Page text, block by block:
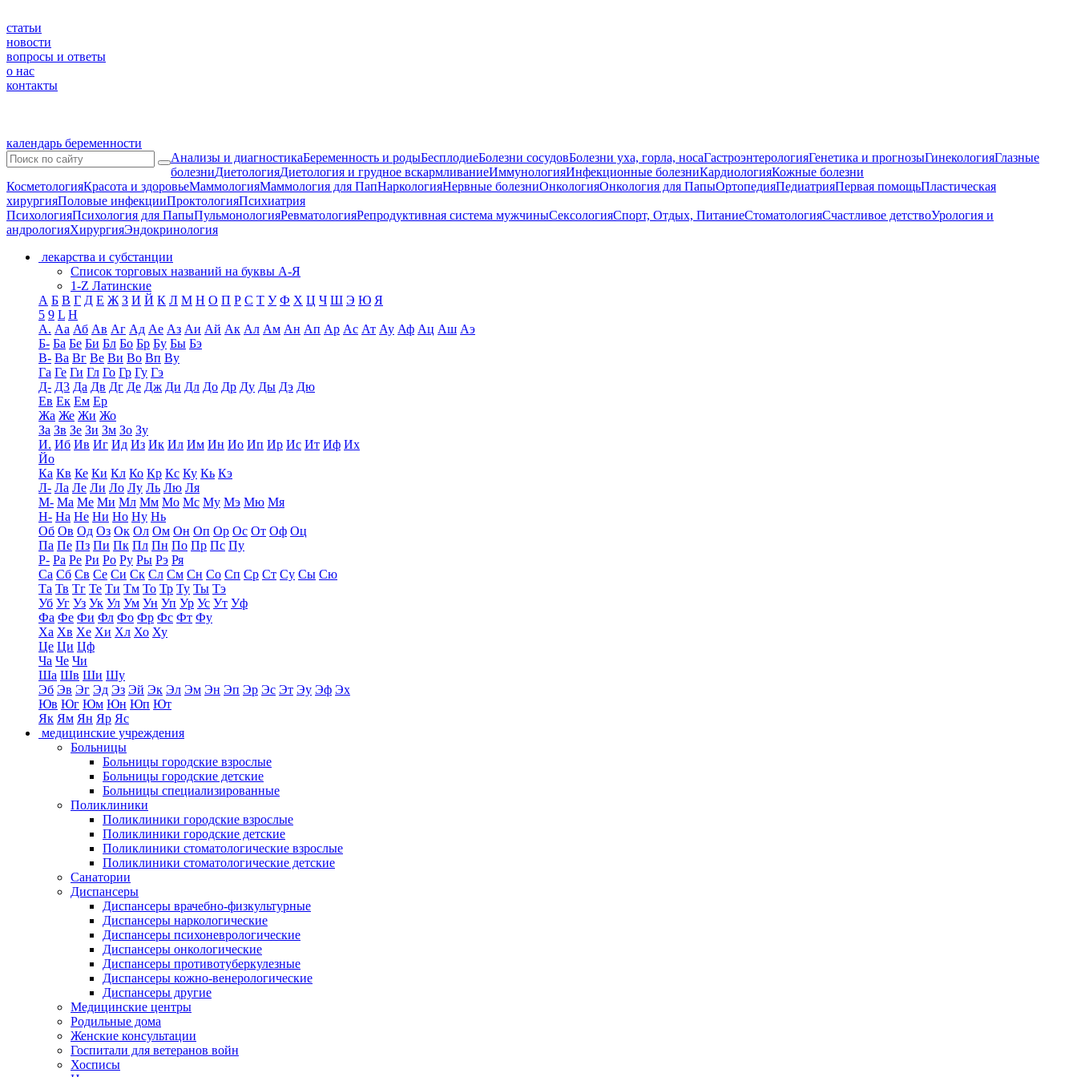
статьи
новости
вопросы и ответы
о нас
контакты
календарь беременности
Анализы и диагностикаБеременность и родыБесплодиеБолезни сосудовБолезни уха, горла, носаГастроэнтерологияГенетика и прогнозыГинекологияГлазные
болезниДиетологияДиетология и грудное вскармливаниеИммунологияИнфекционные болезниКардиологияКожные болезни
КосметологияКрасота и здоровьеМаммологияМаммология для ПапНаркологияНервные болезниОнкологияОнкология для ПапыОртопедияПедиатрияПервая помощьПластическая
хирургияПоловые инфекцииПроктологияПсихиатрия
ПсихологияПсихология для ПапыПульмонологияРевматологияРепродуктивная система мужчиныСексологияСпорт, Отдых, ПитаниеСтоматологияСчастливое детствоУрология и
андрологияХирургияЭндокринология
лекарства и субстанции
Список торговых названий на буквы А-Я
1-Z Латинские
А Б В Г Д Е Ж З И Й К Л М Н О П Р С Т У Ф Х Ц Ч Ш Э Ю Я
5 9 L H
А. Аа Аб Ав Аг Ад Ае Аз Аи Ай Ак Ал Ам Ан Ап Ар Ас Ат Ау Аф Ац Аш Аэ
Б- Ба Бе Би Бл Бо Бр Бу Бы Бэ
В- Ва Вг Ве Ви Во Вп Ву
Га Ге Ги Гл Го Гр Гу Гэ
Д- Д3 Да Дв Дг Де Дж Ди Дл До Др Ду Ды Дэ Дю
Ев Ек Ем Ер
Жа Же Жи Жо
За Зв Зе Зи Зм Зо Зу
И. Иб Ив Иг Ид Из Ик Ил Им Ин Ио Ип Ир Ис Ит Иф Их
Йо
Ка Кв Ке Ки Кл Ко Кр Кс Ку Кь Кэ
Л- Ла Ле Ли Ло Лу Ль Лю Ля
М- Ма Ме Ми Мл Мм Мо Мс Му Мэ Мю Мя
Н- На Не Ни Но Ну Нь
Об Ов Од Оз Ок Ол Ом Он Оп Ор Ос От Оф Оц
Па Пе Пз Пи Пк Пл Пн По Пр Пс Пу
Р- Ра Ре Ри Ро Ру Ры Рэ Ря
Са Сб Св Се Си Ск Сл См Сн Со Сп Ср Ст Су Сы Сю
Та Тв Тг Те Ти Тм То Тр Ту Ты Тэ
Уб Уг Уз Ук Ул Ум Ун Уп Ур Ус Ут Уф
Фа Фе Фи Фл Фо Фр Фс Фт Фу
Ха Хв Хе Хи Хл Хо Ху
Це Ци Цф
Ча Че Чи
Ша Шв Ши Шу
Эб Эв Эг Эд Эз Эй Эк Эл Эм Эн Эп Эр Эс Эт Эу Эф Эх
Юв Юг Юм Юн Юп Ют
Як Ям Ян Яр Яс
медицинские учреждения
Больницы
Больницы городские взрослые
Больницы городские детские
Больницы специализированные
Поликлиники
Поликлиники городские взрослые
Поликлиники городские детские
Поликлиники стоматологические взрослые
Поликлиники стоматологические детские
Санатории
Диспансеры
Диспансеры врачебно-физкультурные
Диспансеры наркологические
Диспансеры психоневрологические
Диспансеры онкологические
Диспансеры противотуберкулезные
Диспансеры кожно-венерологические
Диспансеры другие
Медицинские центры
Родильные дома
Женские консультации
Госпитали для ветеранов войн
Хосписы